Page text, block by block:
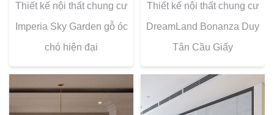
Thiết kế nội thất chung cư
Imperia Sky Garden gỗ óc
chó hiện đại
Thiết kế nội thất chung cư
DreamLand Bonanza Duy
Tân Cầu Giấy